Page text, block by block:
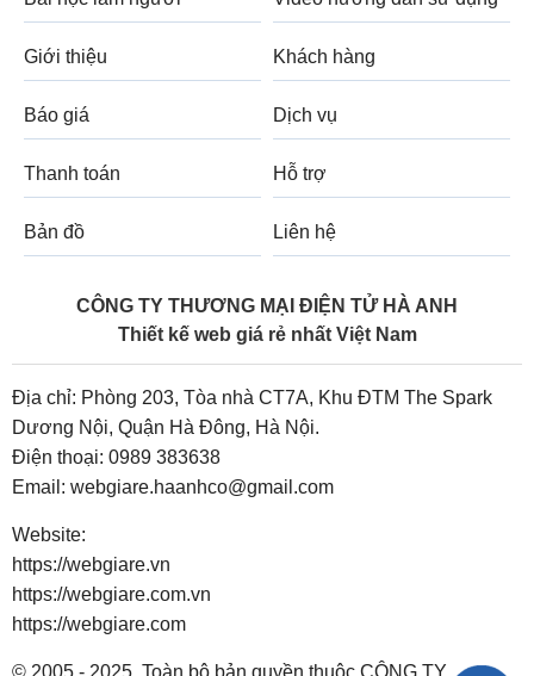
Giới thiệu Khách hàng
Báo giá Dịch vụ
Thanh toán Hỗ trợ
Bản đồ Liên hệ
CÔNG TY THƯƠNG MẠI ĐIỆN TỬ HÀ ANH
Thiết kế web giá rẻ nhất Việt Nam
Địa chỉ: Phòng 203, Tòa nhà CT7A, Khu ĐTM The Spark
Dương Nội, Quận Hà Đông, Hà Nội.
Điện thoại: 0989 383638
Email: webgiare.haanhco@gmail.com
Website:
https://webgiare.vn
https://webgiare.com.vn
https://webgiare.com